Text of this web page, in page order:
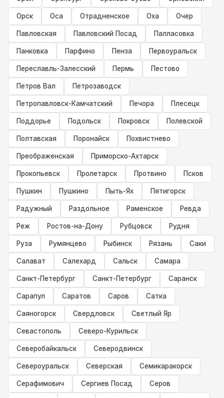
Орск Оса Отрадненское Оха Очер
Павловская Павловский Посад Палласовка
Панковка Парфино Пенза Первоуральск
Переславль-Залесский Пермь Пестово
Петров Вал Петрозаводск
Петропавловск-Камчатский Печора Плесецк
Поддорье Подольск Покровск Полевской
Полтавская Поронайск Похвистнево
Преображенская Приморско-Ахтарск
Прокопьевск Пролетарск Протвино Псков
Пушкин Пушкино Пыть-Ях Пятигорск
Радужный Раздольное Раменское Ревда
Реж Ростов-на-Дону Рубцовск Рудня
Руза Румянцево Рыбинск Рязань Саки
Салават Салехард Сальск Самара
Санкт-Петербург Санкт-Петербург Саранск
Сарапул Саратов Саров Сатка
Саяногорск Свердловск Светлый Яр
Севастополь Северо-Курильск
Северобайкальск Северодвинск
Североуральск Северская Семикаракорск
Серафимович Сергиев Посад Серов